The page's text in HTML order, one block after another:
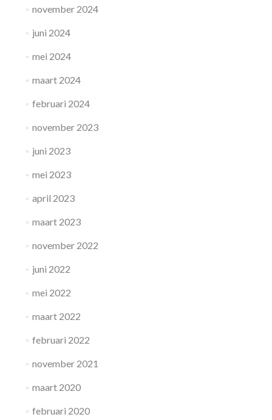
november 2024
juni 2024
mei 2024
maart 2024
februari 2024
november 2023
juni 2023
mei 2023
april 2023
maart 2023
november 2022
juni 2022
mei 2022
maart 2022
februari 2022
november 2021
maart 2020
februari 2020